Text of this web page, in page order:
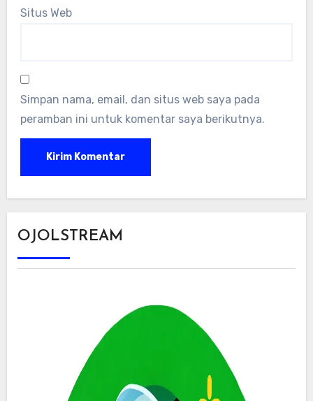
Situs Web
Simpan nama, email, dan situs web saya pada
peramban ini untuk komentar saya berikutnya.
OJOLSTREAM